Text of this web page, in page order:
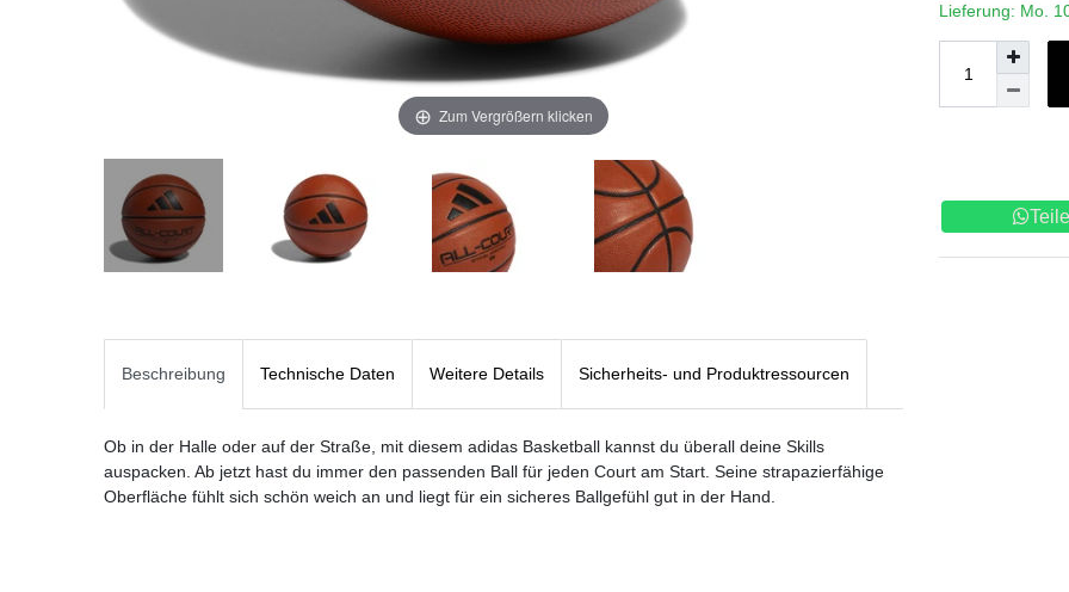
Zum Vergrößern klicken
Lieferung: Mo.
Beschreibung Technische Daten Weitere Details Sicherheits- und Produktressourcen
Ob in der Halle oder auf der Straße, mit diesem adidas Basketball kannst du überall deine Skills
auspacken. Ab jetzt hast du immer den passenden Ball für jeden Court am Start. Seine strapazierfähige
Oberfläche fühlt sich schön weich an und liegt für ein sicheres Ballgefühl gut in der Hand.